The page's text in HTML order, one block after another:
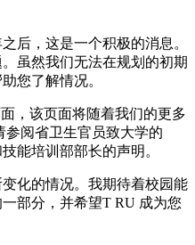
后，这是一个积极的消息。
虽然我们无法在规划的初期
您了解情况。
，该页面将随着我们的更多
阅省卫生官员致大学的
能培训部部长的声明。
化的情况。我期待着校园能
部分，并希望T RU 成为您